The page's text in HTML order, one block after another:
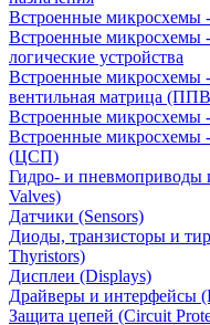
Встроенные микросхемы
Встроенные
логические устройства
Встроенные микросхемы
вентильная матрица
Встроенные микросхемы
Встроенные микросхемы
(ЦСП)
Гидро- и пневмоприводы
Valves)
Датчики (Sensors)
Диоды, транзисторы и
Thyristors)
Дисплеи (Displays)
Драйверы и интерфейсы
Защита цепей (Circuit